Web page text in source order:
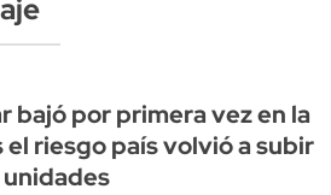
bajó por primera vez en la
riesgo país volvió a subir